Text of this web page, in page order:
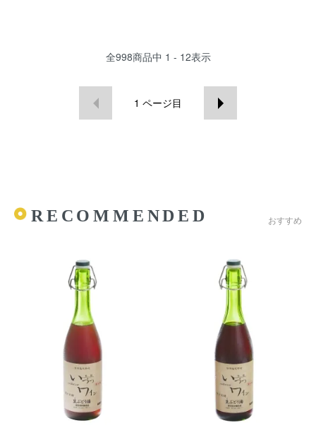
全998商品中 1 - 12表示
1 ページ目
RECOMMENDED おすすめ